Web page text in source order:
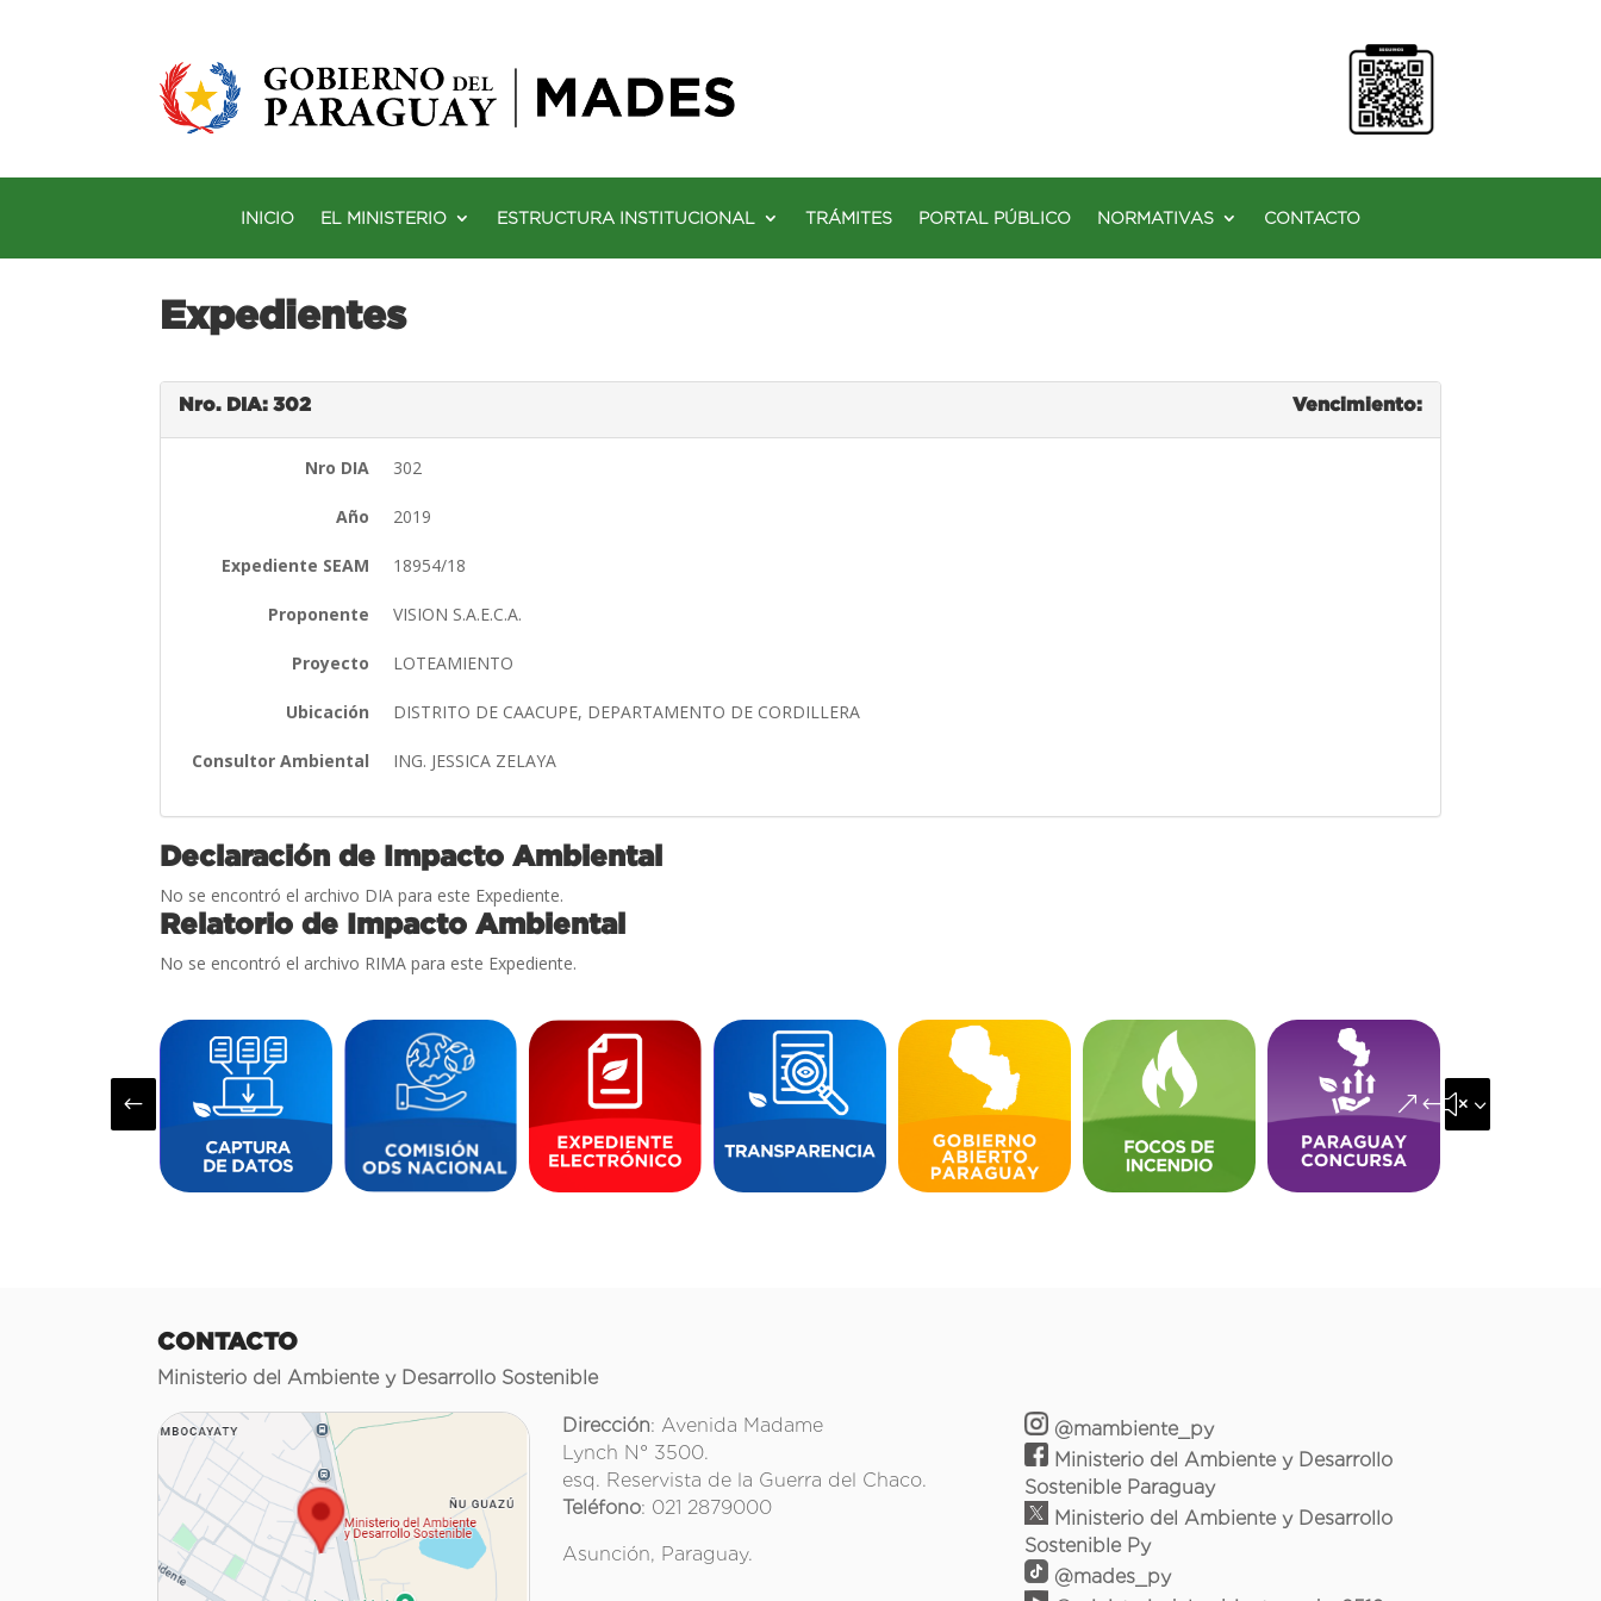
INICIO EL MINISTERIO ESTRUCTURA INSTITUCIONAL TRÁMITES PORTAL PÚBLICO NORMATIVAS CONTACTO
Expedientes
Nro. DIA: 302 Vencimiento:
Nro DIA 302
Año 2019
Expediente SEAM 18954/18
Proponente VISION S.A.E.C.A.
Proyecto LOTEAMIENTO
Ubicación DISTRITO DE CAACUPE, DEPARTAMENTO DE CORDILLERA
Consultor Ambiental ING. JESSICA ZELAYA
Declaración de Impacto Ambiental
No se encontró el archivo DIA para este Expediente.
Relatorio de Impacto Ambiental
No se encontró el archivo RIMA para este Expediente.
# &#x35;
CONTACTO
Ministerio del Ambiente y Desarrollo Sostenible
Dirección: Avenida Madame
Lynch N° 3500.
esq. Reservista de la Guerra del Chaco.
Teléfono: 021 2879000
Asunción, Paraguay.
@mambiente_py
Ministerio del Ambiente y Desarrollo
Sostenible Paraguay
Ministerio del Ambiente y Desarrollo
Sostenible Py
@mades_py